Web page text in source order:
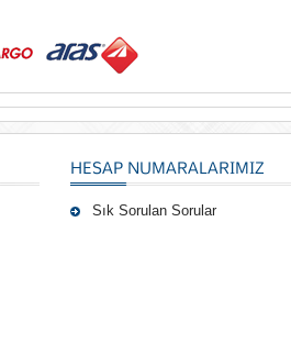
HESAP NUMARALARIMIZ
Sık Sorulan Sorular